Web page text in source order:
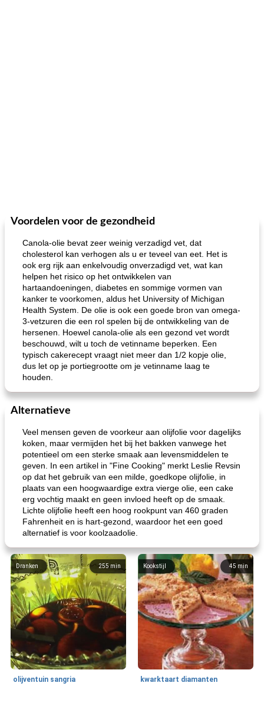
Voordelen voor de gezondheid
Canola-olie bevat zeer weinig verzadigd vet, dat
cholesterol kan verhogen als u er teveel van eet. Het is
ook erg rijk aan enkelvoudig onverzadigd vet, wat kan
helpen het risico op het ontwikkelen van
hartaandoeningen, diabetes en sommige vormen van
kanker te voorkomen, aldus het University of Michigan
Health System. De olie is ook een goede bron van omega-
3-vetzuren die een rol spelen bij de ontwikkeling van de
hersenen. Hoewel canola-olie als een gezond vet wordt
beschouwd, wilt u toch de vetinname beperken. Een
typisch cakerecept vraagt ​​niet meer dan 1/2 kopje olie,
dus let op je portiegrootte om je vetinname laag te
houden.
Alternatieve
Veel mensen geven de voorkeur aan olijfolie voor dagelijks
koken, maar vermijden het bij het bakken vanwege het
potentieel om een ​​sterke smaak aan levensmiddelen te
geven. In een artikel in "Fine Cooking" merkt Leslie Revsin
op dat het gebruik van een milde, goedkope olijfolie, in
plaats van een hoogwaardige extra vierge olie, een cake
erg vochtig maakt en geen invloed heeft op de smaak.
Lichte olijfolie heeft een hoog rookpunt van 460 graden
Fahrenheit en is hart-gezond, waardoor het een goed
alternatief is voor koolzaadolie.
255min
Dranken
olijventuin sangria
45 min
Kookstijl
kwarktaart diamanten